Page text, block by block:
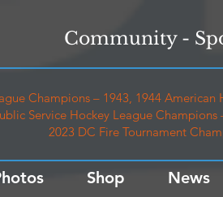
Champions – 1943, 1944
Service Hockey League
2023 DC Fire Tournament
Community -
Shop News